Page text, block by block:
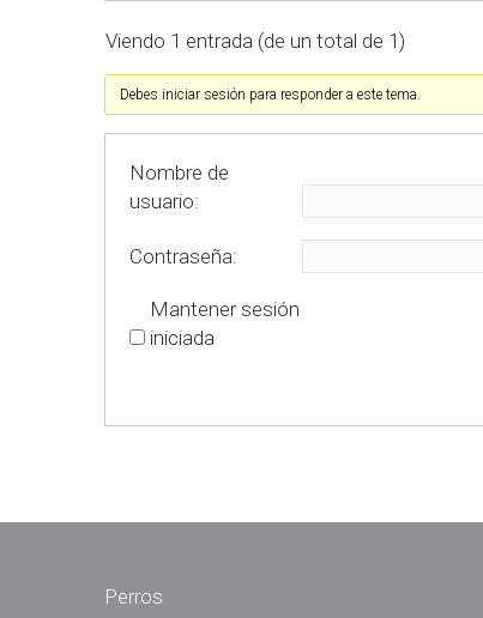
Viendo 1 entrada (de un total de 1)
Debes iniciar sesión para responder a este tema.
Nombre de
usuario:
Contraseña:
Mantener sesión
iniciada
Perros